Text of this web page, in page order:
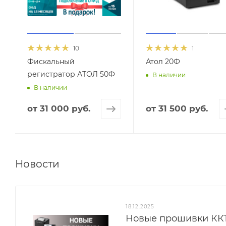
10
Фискальный
регистратор АТОЛ 50Ф
В наличии
от 31 000 руб.
1
Атол 20Ф
В наличии
от 31 500 руб.
Новости
18.12.2025
Новые прошивки